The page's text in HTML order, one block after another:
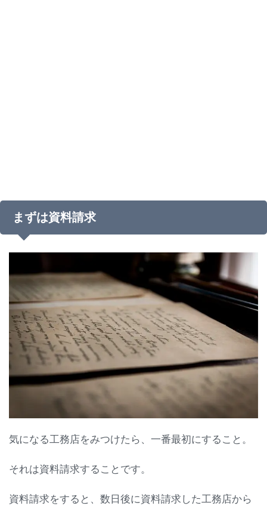
まずは資料請求
気になる工務店をみつけたら、一番最初にすること。
それは資料請求することです。
資料請求をすると、数日後に資料請求した工務店から